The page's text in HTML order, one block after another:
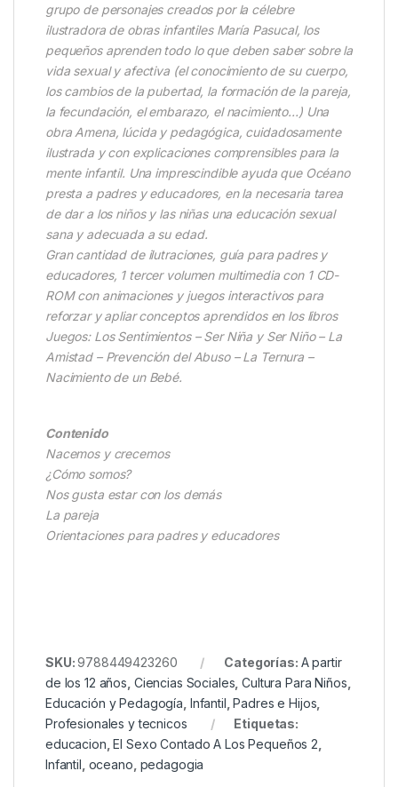
grupo de personajes creados por la célebre
ilustradora de obras infantiles María Pasucal, los
pequeños aprenden todo lo que deben saber sobre la
vida sexual y afectiva (el conocimiento de su cuerpo,
los cambios de la pubertad, la formación de la pareja,
la fecundación, el embarazo, el nacimiento…) Una
obra Amena, lúcida y pedagógica, cuidadosamente
ilustrada y con explicaciones comprensibles para la
mente infantil. Una imprescindible ayuda que Océano
presta a padres y educadores, en la necesaria tarea
de dar a los niños y las niñas una educación sexual
sana y adecuada a su edad.
Gran cantidad de ilutraciones, guía para padres y
educadores, 1 tercer volumen multimedia con 1 CD-
ROM con animaciones y juegos interactivos para
reforzar y apliar conceptos aprendidos en los libros
Juegos: Los Sentimientos – Ser Niña y Ser Niño – La
Amistad – Prevención del Abuso – La Ternura –
Nacimiento de un Bebé.
Contenido
Nacemos y crecemos
¿Cómo somos?
Nos gusta estar con los demás
La pareja
Orientaciones para padres y educadores
SKU:9788449423260 Categorías: A partir
de los 12 años Ciencias Sociales ,Cultura Para Niños
Educación y Pedagogía Infantil ,Padres e Hijos
Profesionales y tecnicos
Etiquetas:
educacion ,El Sexo Contado A Los Pequeños 2
Infantil oceano pedagogia